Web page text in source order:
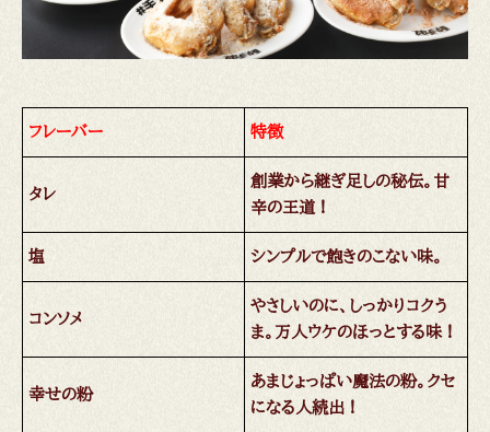
フレーバー 特徴
タレ
創業から継ぎ足しの秘伝。甘
辛の王道！
塩 シンプルで飽きのこない味。
コンソメ
やさしいのに、しっかりコクう
ま。万人ウケのほっとする味！
幸せの粉
あまじょっぱい魔法の粉。クセ
になる人続出！